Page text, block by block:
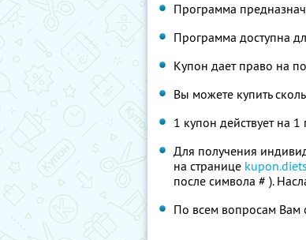
Программа
Программа доступна
Купон дает право на
Вы можете купить
1 купон действует на
Для получения
на странице
после символа # ).
По всем вопросам Вам